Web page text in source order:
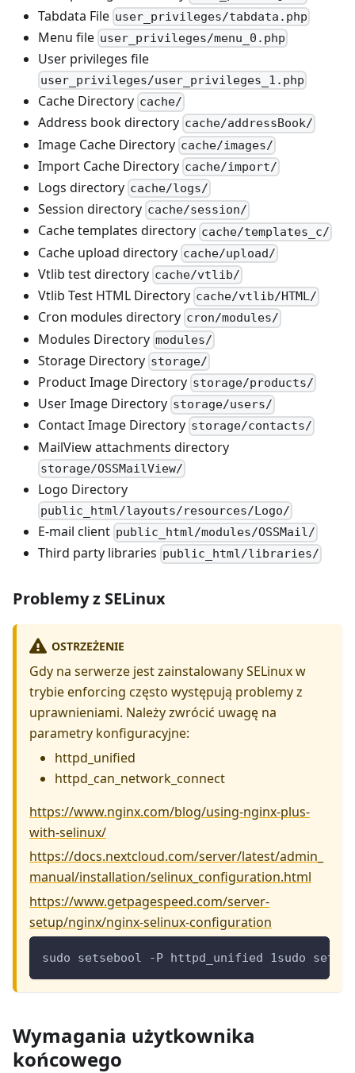
Tabdata File user_privileges/tabdata.php
Menu file user_privileges/menu_0.php
User privileges file
user_privileges/user_privileges_1.php
Cache Directory cache/
Address book directory cache/addressBook/
Image Cache Directory cache/images/
Import Cache Directory cache/import/
Logs directory cache/logs/
Session directory cache/session/
Cache templates directory cache/templates_c/
Cache upload directory cache/upload/
Vtlib test directory cache/vtlib/
Vtlib Test HTML Directory cache/vtlib/HTML/
Cron modules directory cron/modules/
Modules Directory modules/
Storage Directory storage/
Product Image Directory storage/products/
User Image Directory storage/users/
Contact Image Directory storage/contacts/
MailView attachments directory
storage/OSSMailView/
Logo Directory
public_html/layouts/resources/Logo/
E-mail client public_html/modules/OSSMail/
Third party libraries public_html/libraries/
Problemy z SELinux
OSTRZEŻENIE
Gdy na serwerze jest zainstalowany SELinux w
trybie enforcing często występują problemy z
uprawnieniami. Należy zwrócić uwagę na
parametry konfiguracyjne:
httpd_unified
httpd_can_network_connect
https://www.nginx.com/blog/using-nginx-plus-
with-selinux/
https://docs.nextcloud.com/server/latest/admin_
manual/installation/selinux_configuration.html
https://www.getpagespeed.com/server-
setup/nginx/nginx-selinux-configuration
sudo setsebool -P httpd_unified 1sudo
Wymagania użytkownika
końcowego